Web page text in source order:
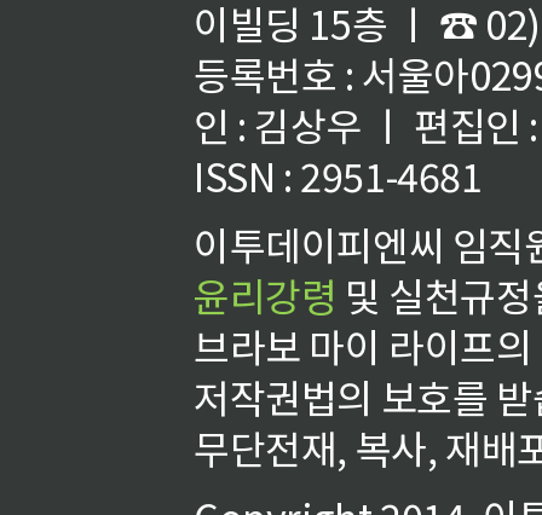
이빌딩 15층 ㅣ ☎
등록번호 : 서울아
인 : 김상우 ㅣ 편집인
ISSN : 2951-4681
이투데이피엔씨 임
윤리강령 및 실천규
브라보 마이 라이프
저작권법의 보호를
무단전재, 복사, 재배